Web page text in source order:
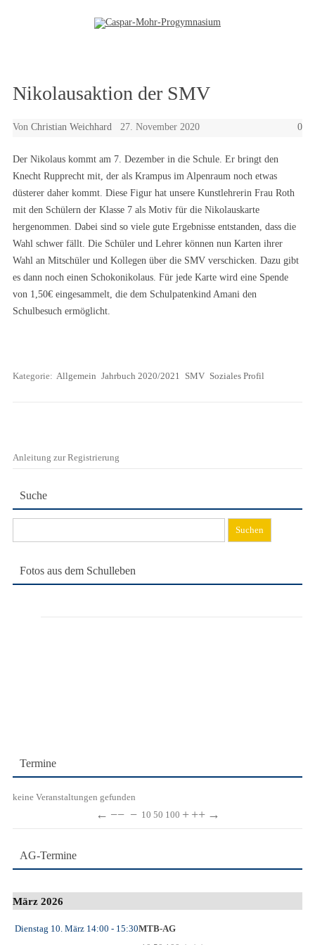
Nikolausaktion der SMV
Von Christian Weichhard 27. November 2020 0
Der Nikolaus kommt am 7. Dezember in die Schule. Er bringt den
Knecht Rupprecht mit, der als Krampus im Alpenraum noch etwas
düsterer daher kommt. Diese Figur hat unsere Kunstlehrerin Frau Roth
mit den Schülern der Klasse 7 als Motiv für die Nikolauskarte
hergenommen. Dabei sind so viele gute Ergebnisse entstanden, dass die
Wahl schwer fällt. Die Schüler und Lehrer können nun Karten ihrer
Wahl an Mitschüler und Kollegen über die SMV verschicken. Dazu gibt
es dann noch einen Schokonikolaus. Für jede Karte wird eine Spende
von 1,50€ eingesammelt, die dem Schulpatenkind Amani den
Schulbesuch ermöglicht.
Kategorie: Allgemein Jahrbuch 2020/2021 SMV Soziales Profil
Anleitung zur Registrierung
Suche
nach:
Fotos aus dem Schulleben
Termine
keine Veranstaltungen gefunden
← −− − 10 50 100 + ++ →
AG-Termine
März 2026
Dienstag 10. März 14:00 - 15:30MTB-AG